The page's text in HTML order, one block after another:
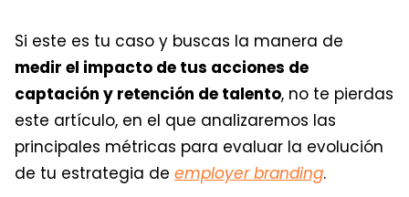
Si este es tu caso y buscas la manera de
medir el impacto de tus acciones de
captación y retención de talento, no te pierdas
este artículo, en el que analizaremos las
principales métricas para evaluar la evolución
de tu estrategia de employer branding.